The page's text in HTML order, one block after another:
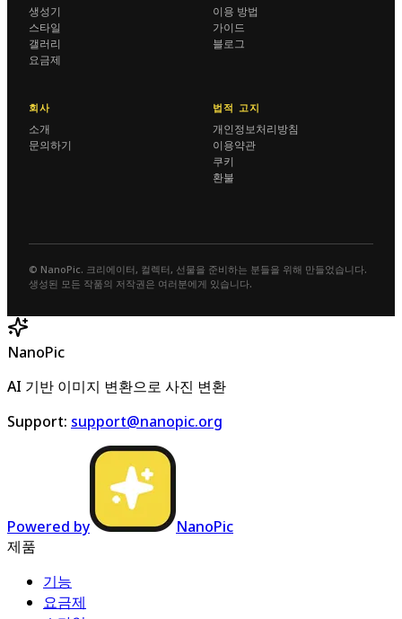
생성기
스타일
갤러리
요금제
이용 방법
가이드
블로그
회사
소개
문의하기
법적 고지
개인정보처리방침
이용약관
쿠키
환불
© NanoPic. 크리에이터, 컬렉터, 선물을 준비하는 분들을 위해 만들었습니다.
생성된 모든 작품의 저작권은 여러분에게 있습니다.
NanoPic
AI 기반 이미지 변환으로 사진 변환
Support: support@nanopic.org
Powered by
NanoPic
제품
기능
요금제